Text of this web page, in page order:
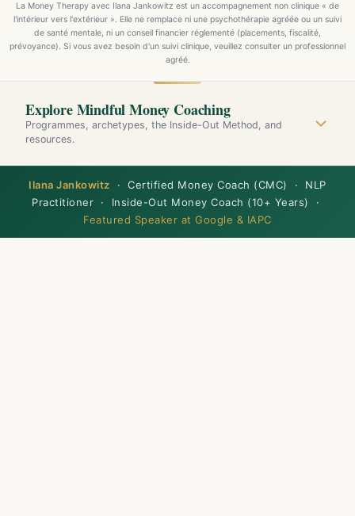
La Money Therapy avec Ilana Jankowitz est un accompagnement non clinique « de
l'intérieur vers l'extérieur ». Elle ne remplace ni une psychothérapie agréée ou un suivi
de santé mentale, ni un conseil financier réglementé (placements, fiscalité,
prévoyance). Si vous avez besoin d'un suivi clinique, veuillez consulter un professionnel
agréé.
Explore Mindful Money Coaching
Programmes, archetypes, the Inside-Out Method, and
resources.
Ilana Jankowitz · Certified Money Coach (CMC) · NLP
Practitioner · Inside-Out Money Coach (10+ Years) ·
Featured Speaker at Google & IAPC